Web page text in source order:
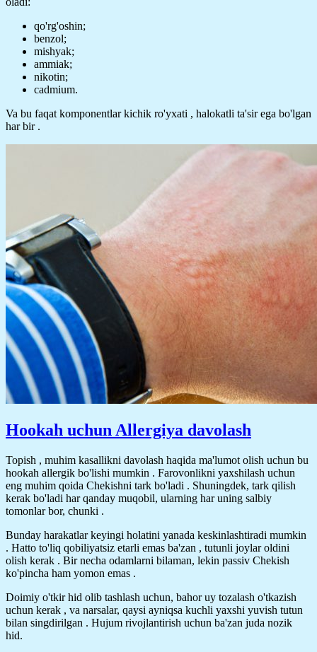
qo'rg'oshin;
benzol;
mishyak;
ammiak;
nikotin;
cadmium.
Va bu faqat komponentlar kichik ro'yxati , halokatli ta'sir ega bo'lgan
har bir .
Hookah uchun Allergiya davolash
Topish , muhim kasallikni davolash haqida ma'lumot olish uchun bu
hookah allergik bo'lishi mumkin . Farovonlikni yaxshilash uchun
eng muhim qoida Chekishni tark bo'ladi . Shuningdek, tark qilish
kerak bo'ladi har qanday muqobil, ularning har uning salbiy
tomonlar bor, chunki .
Bunday harakatlar keyingi holatini yanada keskinlashtiradi mumkin
. Hatto to'liq qobiliyatsiz etarli emas ba'zan , tutunli joylar oldini
olish kerak . Bir necha odamlarni bilaman, lekin passiv Chekish
ko'pincha ham yomon emas .
Doimiy o'tkir hid olib tashlash uchun, bahor uy tozalash o'tkazish
uchun kerak , va narsalar, qaysi ayniqsa kuchli yaxshi yuvish tutun
bilan singdirilgan . Hujum rivojlantirish uchun ba'zan juda nozik
hid.